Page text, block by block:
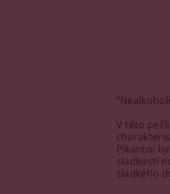
V této
Pikantní
sladkostí
sladkého